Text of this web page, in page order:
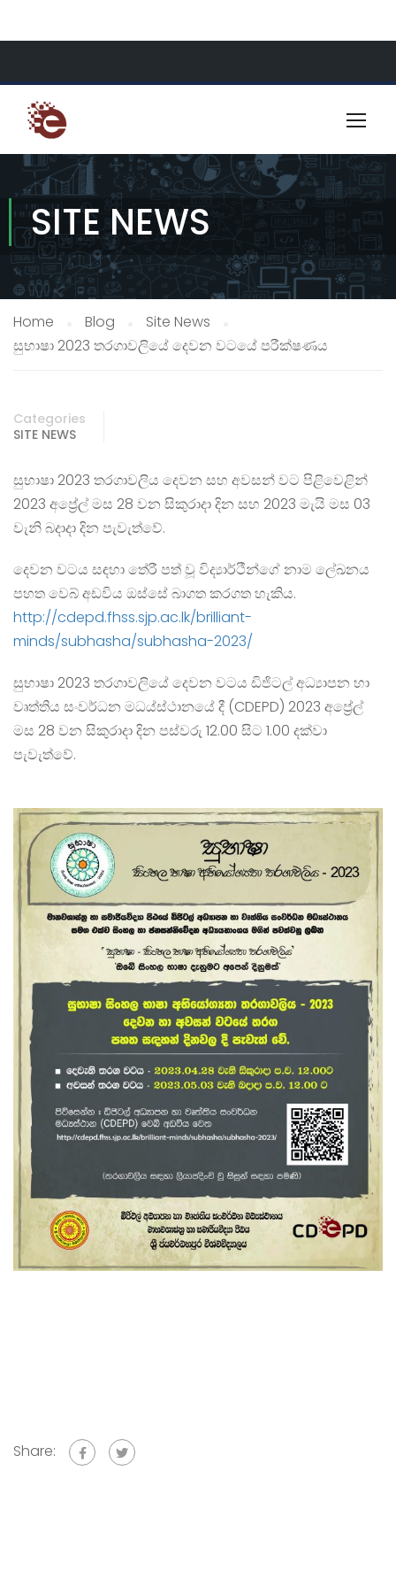
SITE NEWS
Home Blog
Site News
සුභාෂා 2023 තරගාවලියේ දෙවන වටයේ පරීක්ෂණය
Categories
SITE NEWS
සුභාෂා 2023 තරගාවලිය දෙවන සහ අවසන් වට පිළිවෙළින්
2023 අප්‍රේල් මස 28 වන සිකුරාදා දින සහ 2023 මැයි මස 03
වැනි බදාදා දින පැවැත්වේ.
දෙවන වටය සඳහා තේරී පත් වූ විද්‍යාර්ථීන්ගේ නාම ලේඛනය
පහත වෙබ් අඩවිය ඔස්සේ බාගත කරගත හැකිය.
http://cdepd.fhss.sjp.ac.lk/brilliant-
minds/subhasha/subhasha-2023/
සුභාෂා 2023 තරගාවලියේ දෙවන වටය ඩිජිටල් අධ්‍යාපන හා
වෘත්තිය සංවර්ධන මධය්ස්ථානයේ දී (CDEPD) 2023 අප්‍රේල්
මස 28 වන සිකුරාදා දින පස්වරු 12.00 සිට 1.00 දක්වා
පැවැත්වේ.
Share: